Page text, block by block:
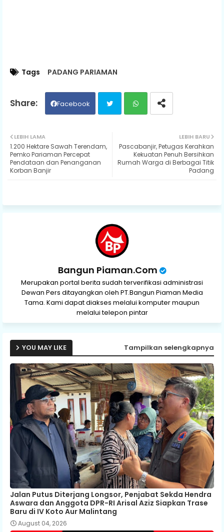
Tags PADANG PARIAMAN
Facebook
ter ats
LEBIH BARU
Pascabanjir, Petugas Kerahkan
Kekuatan Penuh Bersihkan
Rumah Warga di Berbagai Titik
Padang
LEBIH LAMA
1.200 Hektare Sawah Terendam,
Pemko Pariaman Percepat
Pendataan dan Penanganan
Korban Banjir
Bangun Piaman.Com
Merupakan portal berita sudah terverifikasi administrasi
Dewan Pers ditayangkan oleh PT.Bangun Piaman Media
Tama. Kami dapat diakses melalui komputer maupun
melalui telepon pintar
YOU MAY LIKE Tampilkan selengkapnya
Jalan Putus Diterjang Longsor, Penjabat Sekda Hendra
Aswara dan Anggota DPR-RI Arisal Aziz Siapkan Trase
Baru di IV Koto Aur Malintang
August 04, 2026